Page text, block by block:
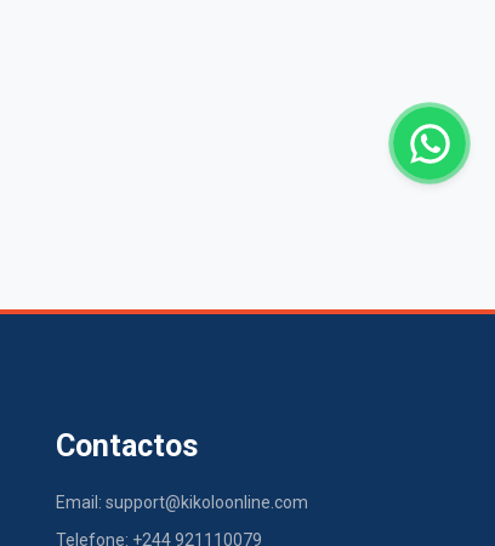
Contactos
Email: support@kikoloonline.com
Telefone: +244 921110079